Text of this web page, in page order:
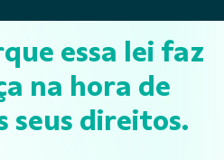
essa lei faz
na hora de
seus direitos.